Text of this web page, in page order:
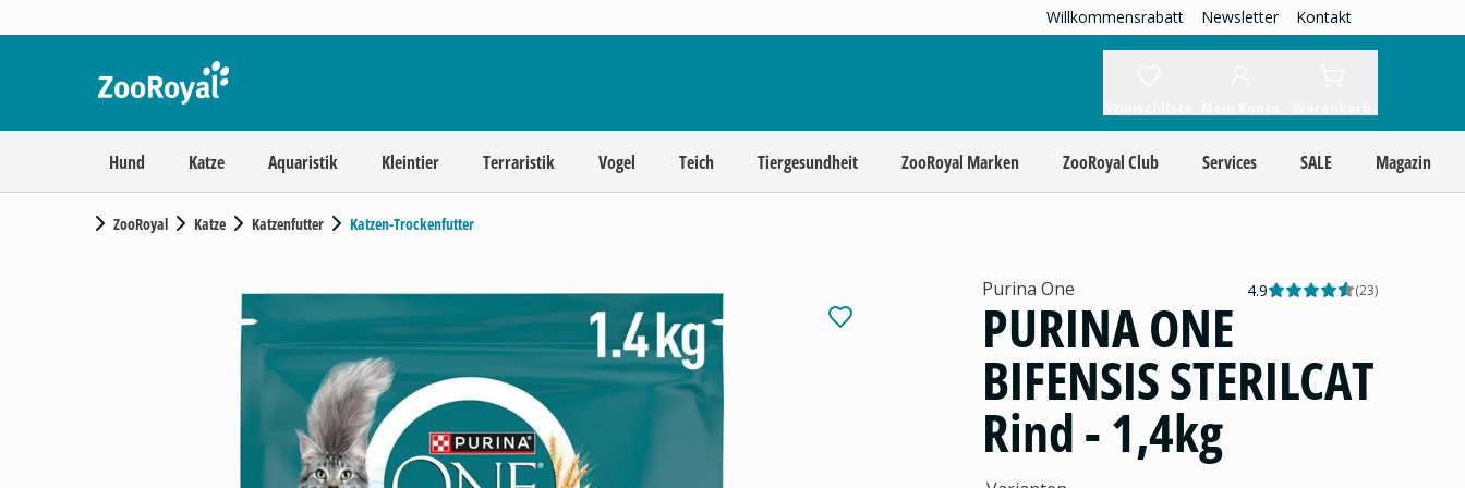
Willkommensrabatt Newsletter Kontakt
Hund Katze Aquaristik Kleintier Terraristik Vogel Teich Tiergesundheit ZooRoyal Marken ZooRoyal Club Services SALE Magazin
ZooRoyal Katze Katzenfutter Katzen-Trockenfutter
Purina One 4.9 (23)
PURINA ONE
BIFENSIS STERILCAT
Rind - 1,4kg